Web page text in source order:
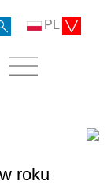
PL
roku